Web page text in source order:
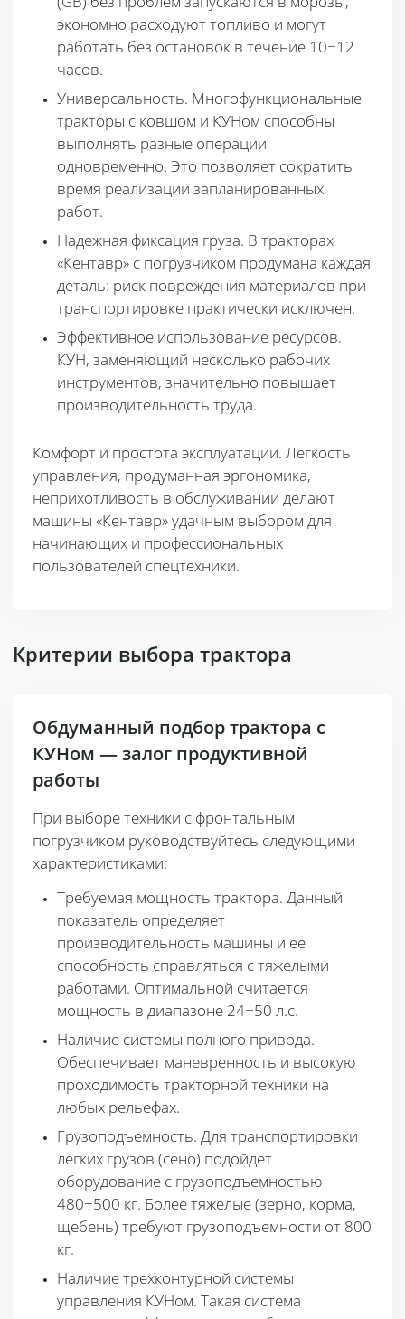
экономно расходуют топливо и могут
работать без остановок в течение 10−12
часов.
Универсальность. Многофункциональные
тракторы с ковшом и КУНом способны
выполнять разные операции
одновременно. Это позволяет сократить
время реализации запланированных
работ.
Надежная фиксация груза. В тракторах
«Кентавр» с погрузчиком продумана каждая
деталь: риск повреждения материалов при
транспортировке практически исключен.
Эффективное использование ресурсов.
КУН, заменяющий несколько рабочих
инструментов, значительно повышает
производительность труда.
Комфорт и простота эксплуатации. Легкость
управления, продуманная эргономика,
неприхотливость в обслуживании делают
машины «Кентавр» удачным выбором для
начинающих и профессиональных
пользователей спецтехники.
Критерии выбора трактора
Обдуманный подбор трактора с
КУНом — залог продуктивной
работы
При выборе техники с фронтальным
погрузчиком руководствуйтесь следующими
характеристиками:
Требуемая мощность трактора. Данный
показатель определяет
производительность машины и ее
способность справляться с тяжелыми
работами. Оптимальной считается
мощность в диапазоне 24−50 л.с.
Наличие системы полного привода.
Обеспечивает маневренность и высокую
проходимость тракторной техники на
любых рельефах.
Грузоподъемность. Для транспортировки
легких грузов (сено) подойдет
оборудование с грузоподъемностью
480−500 кг. Более тяжелые (зерно, корма,
щебень) требуют грузоподъемности от 800
кг.
Наличие трехконтурной системы
управления КУНом. Такая система